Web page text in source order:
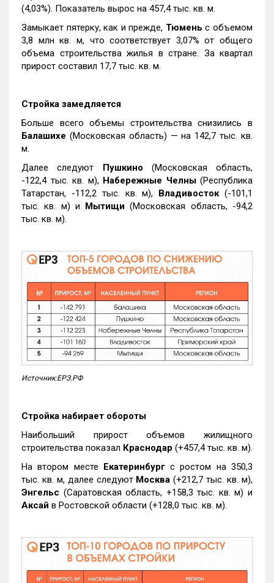
(4,03%). Показатель вырос на 457,4 тыс. кв. м.
Замыкает пятерку, как и прежде, Тюмень с объемом
3,8 млн кв. м, что соответствует 3,07% от общего
объема строительства жилья в стране. За квартал
прирост составил 17,7 тыс. кв. м.
Стройка замедляется
Больше всего объемы строительства снизились в
Балашихе (Московская область) — на 142,7 тыс. кв.
м.
Далее следуют Пушкино (Московская область,
-122,4 тыс. кв. м), Набережные Челны(Республика
Татарстан, -112,2 тыс. кв. м), Владивосток(-101,1
тыс. кв. м) и Мытищи (Московская область, -94,2
тыс. кв. м).
Источник:ЕРЗ.РФ
Стройка набирает обороты
Наибольший прирост объемов жилищного
строительства показал Краснодар (+457,4 тыс. кв. м).
На втором месте Екатеринбургс ростом на 350,3
тыс. кв. м, далее следуют Москва (+212,7 тыс. кв. м),
Энгельс (Саратовская область, +158,3 тыс. кв. м) и
Аксай в Ростовской области (+128,0 тыс. кв. м).